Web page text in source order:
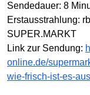
Sendedauer: 8
Erstausstrahlung:
SUPER.MARKT
Link zur Sendung:
online.de/
wie-frisch-ist-es-